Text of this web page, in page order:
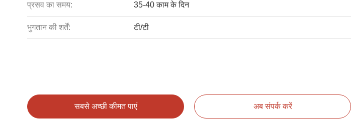
प्रसव का समय: 35-40 काम के दिन
भुगतान की शर्तें: टी/टी
सबसे अच्छी कीमत पाएं अब संपर्क करें